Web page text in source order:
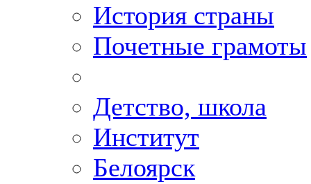
История страны
Почетные грамоты
Детство, школа
Институт
Белоярск